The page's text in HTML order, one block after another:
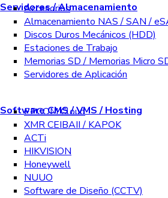
Servidores / Almacenamiento
Accesorios
Almacenamiento NAS / SAN /
Discos Duros Mecánicos (HDD)
Estaciones de Trabajo
Memorias SD / Memorias Micro
Servidores de Aplicación
Software CMS / VMS / Hosting
EPCOM Cloud
XMR CEIBAII / KAPOK
ACTi
HIKVISION
Honeywell
NUUO
Software de Diseño (CCTV)